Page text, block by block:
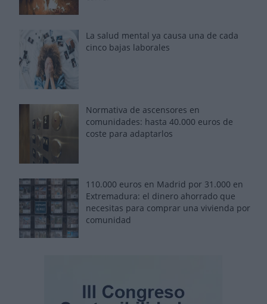
La salud mental ya causa una de cada
cinco bajas laborales
Normativa de ascensores en
comunidades: hasta 40.000 euros de
coste para adaptarlos
110.000 euros en Madrid por 31.000 en
Extremadura: el dinero ahorrado que
necesitas para comprar una vivienda por
comunidad